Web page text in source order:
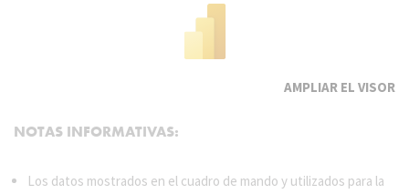
EL VISOR
NOTAS INFORMATIVAS:
Los datos mostrados en el cuadro de mando y utilizados para la